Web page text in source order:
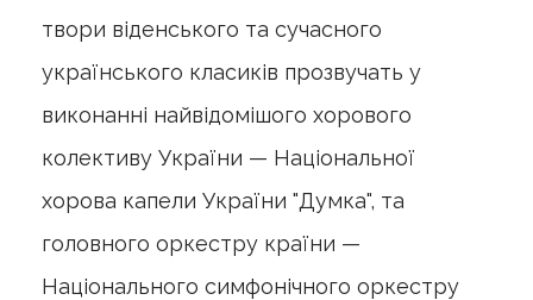
твори віденського та сучасного
українського класиків прозвучать у
виконанні найвідомішого хорового
колективу України — Національної
хорова капели України "Думка", та
головного оркестру країни —
Національного симфонічного оркестру